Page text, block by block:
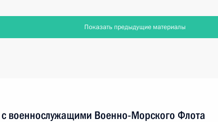
Показать предыдущие материалы
с военнослужащими Военно-Морского Флота